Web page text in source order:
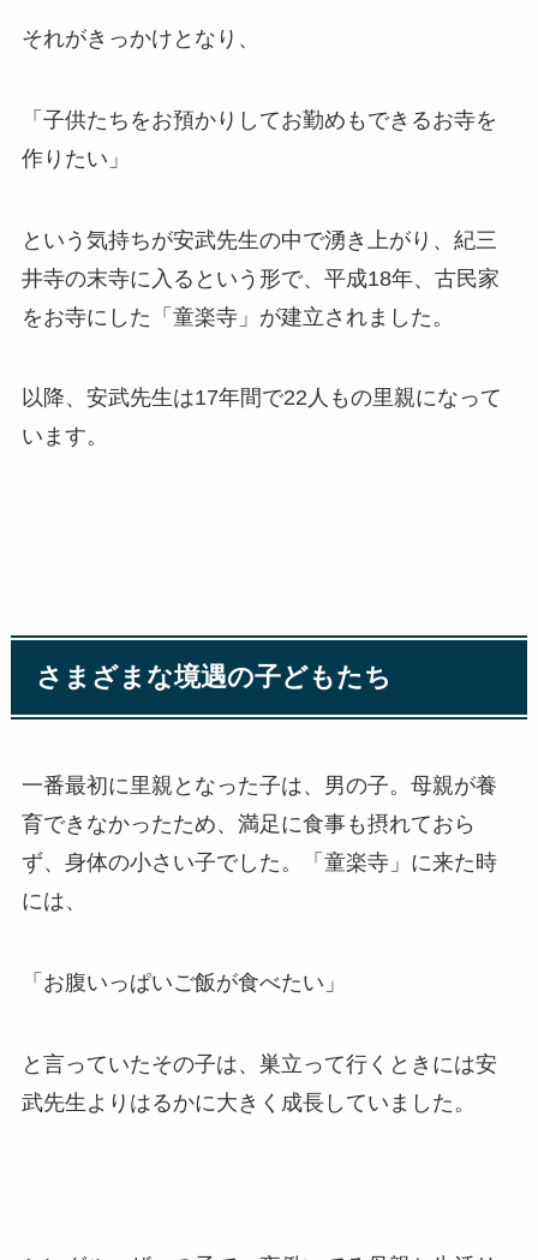
それがきっかけとなり、
「子供たちをお預かりしてお勤めもできるお寺を
作りたい」
という気持ちが安武先生の中で湧き上がり、紀三
井寺の末寺に入るという形で、平成18年、古民家
をお寺にした「童楽寺」が建立されました。
以降、安武先生は17年間で22人もの里親になって
います。
さまざまな境遇の子どもたち
一番最初に里親となった子は、男の子。母親が養
育できなかったため、満足に食事も摂れておら
ず、身体の小さい子でした。「童楽寺」に来た時
には、
「お腹いっぱいご飯が食べたい」
と言っていたその子は、巣立って行くときには安
武先生よりはるかに大きく成長していました。